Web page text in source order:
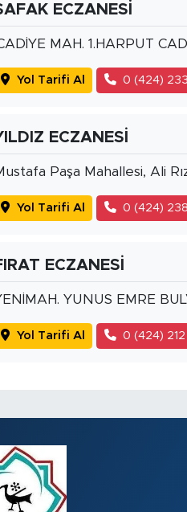
ECZANESİ
MAH. 1.HARPUT
Yol Tarifi Al 0 (424)
ECZANESİ
Paşa Mahallesi, Ali
Yol Tarifi Al 0 (424)
ECZANESİ
YUNUS EMRE
Yol Tarifi Al 0 (424) 212